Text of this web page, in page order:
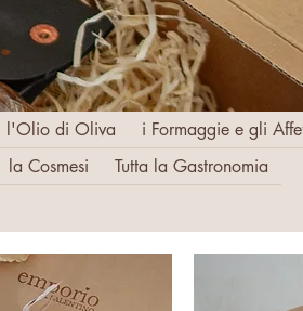
l'Olio di Oliva i Formaggie e gli
la Cosmesi Tutta la Gastronomia